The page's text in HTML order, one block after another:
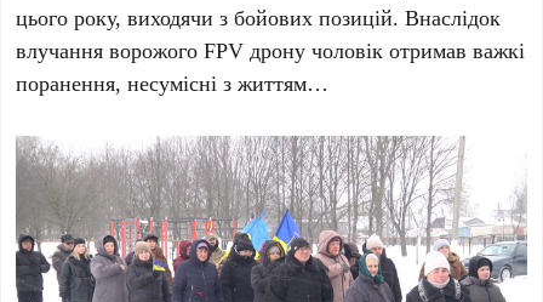
цього року, виходячи з бойових позицій. Внаслідок
влучання ворожого FPV дрону чоловік отримав важкі
поранення, несумісні з життям…